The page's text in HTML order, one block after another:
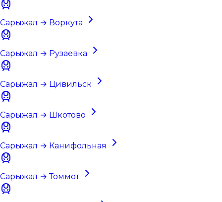
Сарыжал → Воркута
Сарыжал → Рузаевка
Сарыжал → Цивильск
Сарыжал → Шкотово
Сарыжал → Канифольная
Сарыжал → Томмот